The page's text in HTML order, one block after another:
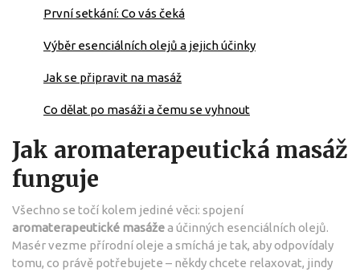
První setkání: Co vás čeká
Výběr esenciálních olejů a jejich účinky
Jak se připravit na masáž
Co dělat po masáži a čemu se vyhnout
Jak aromaterapeutická masáž
funguje
Všechno se točí kolem jediné věci: spojení
aromaterapeutické masážea účinných esenciálních olejů.
Masér vezme přírodní oleje a smíchá je tak, aby odpovídaly
tomu, co právě potřebujete – někdy chcete relaxovat, jindy